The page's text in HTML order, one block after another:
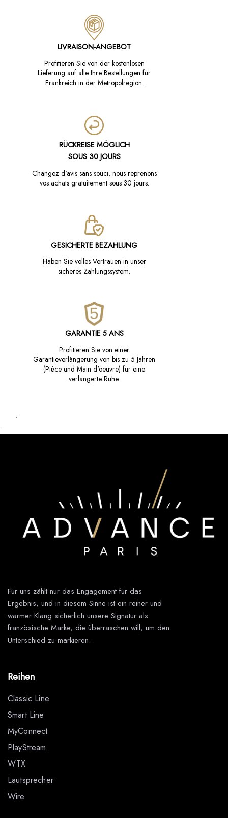
LIVRAISON-ANGEBOT
Profitieren Sie von der kostenlosen
Lieferung auf alle Ihre Bestellungen für
Frankreich in der Metropolregion.
RÜCKREISE MÖGLICH
SOUS 30 JOURS
Changez d'avis sans souci, nous reprenons
vos achats gratuitement sous 30 jours.
GESICHERTE BEZAHLUNG
Haben Sie volles Vertrauen in unser
sicheres Zahlungssystem.
GARANTIE 5 ANS
Profitieren Sie von einer
Garantieverlängerung von bis zu 5 Jahren
(Pièce und Main d'oeuvre) für eine
verlängerte Ruhe.
.
.
Für uns zählt nur das Engagement für das
Ergebnis, und in diesem Sinne ist ein reiner und
warmer Klang sicherlich unsere Signatur als
französische Marke, die überraschen will, um den
Unterschied zu markieren.
Reihen
Classic Line
Smart Line
MyConnect
PlayStream
WTX
Lautsprecher
Wire